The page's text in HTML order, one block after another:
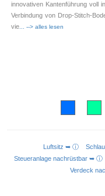
innovativen Kantenführung voll
Verbindung von Drop-Stitch-
vie ... --> alles lesen
Luftsitz ➥ ⓘ
Steueranlage nachrüstbar ➥
Verdeck